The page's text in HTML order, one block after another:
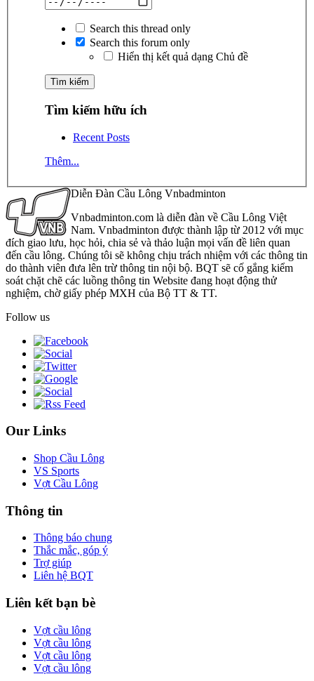
Search this thread only
Search this forum only
Hiển thị kết quả dạng Chủ đề
Tìm kiếm hữu ích
Recent Posts
Thêm...
Diễn Đàn Cầu Lông Vnbadminton
Vnbadminton.com là diễn đàn về Cầu Lông Việt
Nam. Vnbadminton được thành lập từ 2012 với mục
đích giao lưu, học hỏi, chia sẻ và thảo luận mọi vấn đề liên quan
đến cầu lông. Chúng tôi sẽ không chịu trách nhiệm với các thông tin
do thành viên đưa lên trừ thông tin nội bộ. BQT sẽ cố gắng kiểm
soát chặt chẽ các luồng thông tin Website đang hoạt động thử
nghiệm, chờ giấy phép MXH của Bộ TT & TT.
Follow us
Our Links
Shop Cầu Lông
VS Sports
Vợt Cầu Lông
Thông tin
Thông báo chung
Thắc mắc, góp ý
Trợ giúp
Liên hệ BQT
Liên kết bạn bè
Vợt cầu lông
Vợt cầu lông
Vợt cầu lông
Vợt cầu lông